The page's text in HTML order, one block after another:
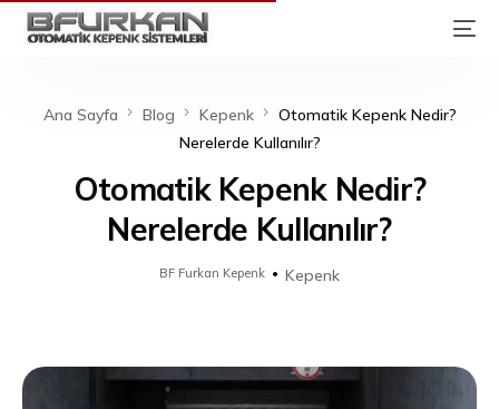
Ana Sayfa Blog Kepenk
Otomatik Kepenk Nedir?
Nerelerde Kullanılır?
Otomatik Kepenk Nedir?
Nerelerde Kullanılır?
BF Furkan Kepenk Kepenk